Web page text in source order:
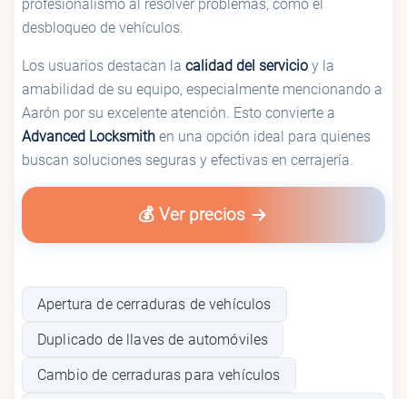
profesionalismo al resolver problemas, como el
desbloqueo de vehículos.
Los usuarios destacan la calidad del servicio y la
amabilidad de su equipo, especialmente mencionando a
Aarón por su excelente atención. Esto convierte a
Advanced Locksmith en una opción ideal para quienes
buscan soluciones seguras y efectivas en cerrajería.
💰 Ver precios
Apertura de cerraduras de vehículos
Duplicado de llaves de automóviles
Cambio de cerraduras para vehículos